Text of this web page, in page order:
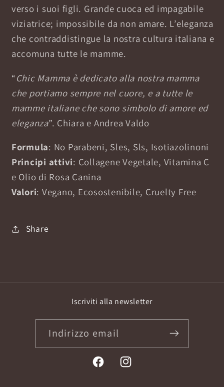
verso i suoi figli. Grande cuoca ed impagabile
viziatrice; impossibile da non amare. L’eleganza
che contraddistingue la nostra cultura italiana e
accomuna tutte le mamme.
“Chic Mamma è dedicato alla nostra mamma
che portiamo sempre nel cuore, e a tutte le
mamme italiane che sono simbolo di amore ed
eleganza”. Chiara e Andrea Valdo
Formula: No Parabeni, Sles, Sls, Isotiazolinoni
Principi attivi: Collagene Vegetale, Vitamina C
e Olio di Rosa Canina
Valori: Vegano, Ecosostenibile, Cruelty Free
Share
Iscriviti alla newsletter
Indirizzo email
FacebookInstagram